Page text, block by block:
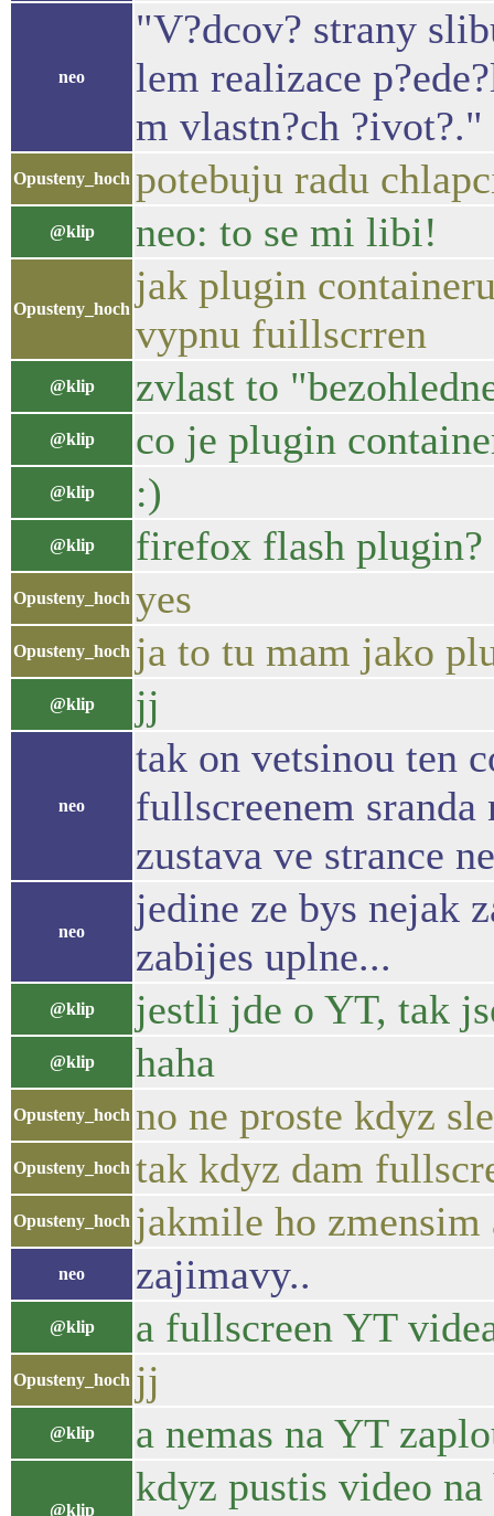
neo
"V?dcov? strany
lem realizace
m vlastn?ch ?ivot?."
Opusteny_hoch potebuju radu
@klip neo: to se mi libi!
Opusteny_hoch
jak plugin
vypnu fuillscrren
@klip zvlast to
@klip co je plugin
@klip :)
@klip firefox flash plugin?
Opusteny_hoch yes
Opusteny_hoch ja to tu mam jako
@klip jj
neo
tak on vetsinou ten
fullscreenem
zustava ve strance
neo
jedine ze bys nejak
zabijes uplne...
@klip jestli jde o YT, tak
@klip haha
Opusteny_hoch no ne proste kdyz
Opusteny_hoch tak kdyz dam
Opusteny_hoch jakmile ho zmensim
neo zajimavy..
@klip a fullscreen YT
Opusteny_hoch jj
@klip a nemas na YT
@klip
kdyz pustis video